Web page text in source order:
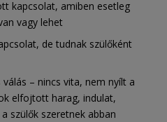
kapcsolat, amiben esetleg
vagy lehet
de tudnak szülőként
– nincs vita, nem nyílt a
elfojtott harag, indulat,
szülők szeretnek abban